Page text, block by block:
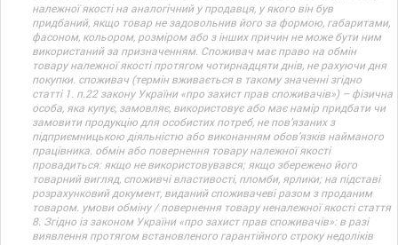
належної якості на аналогічний у продавця, у якого він був
придбаний, якщо товар не задовольнив його за формою, габаритами,
фасоном, кольором, розміром або з інших причин не може бути ним
використаний за призначенням. Споживач має право на обмін
товару належної якості протягом чотирнадцяти днів, не рахуючи дня
покупки. споживач (термін вживається в такому значенні згідно
статті 1. п.22 закону України «про захист прав споживачів») – фізична
особа, яка купує, замовляє, використовує або має намір придбати чи
замовити продукцію для особистих потреб, не пов’язаних з
підприємницькою діяльністю або виконанням обов’язків найманого
працівника. обмін або повернення товару належної якості
провадиться: якщо не використовувався; якщо збережено його
товарний вигляд, споживчі властивості, пломби, ярлики; на підставі
розрахунковий документ, виданий споживачеві разом з проданим
товаром. умови обміну / повернення товару неналежної якості стаття
8. Згідно із законом України «про захист прав споживачів»: в разі
виявлення протягом встановленого гарантійного строку недоліків